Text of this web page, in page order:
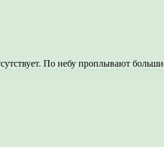
По небу проплывают